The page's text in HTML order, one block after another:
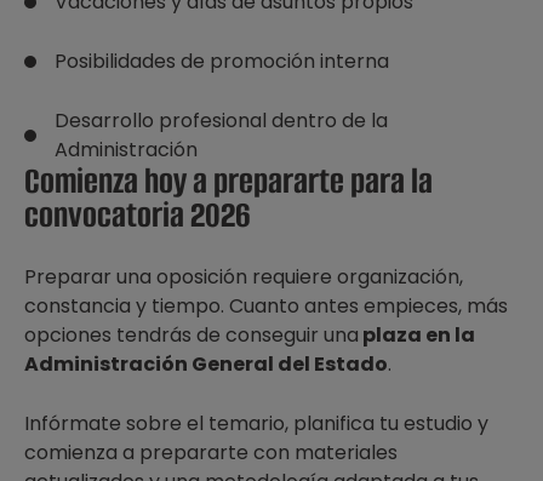
Posibilidades de promoción interna
Desarrollo profesional dentro de la
Administración
Comienza hoy a prepararte para la
convocatoria 2026
Preparar una oposición requiere organización,
constancia y tiempo. Cuanto antes empieces, más
opciones tendrás de conseguir una plaza en la
Administración General del Estado.
Infórmate sobre el temario, planifica tu estudio y
comienza a prepararte con materiales